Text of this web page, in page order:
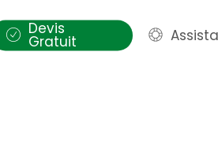
Devis
Gratuit